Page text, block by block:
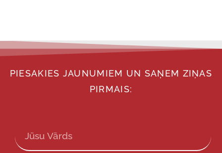
PIESAKIES JAUNUMIEM UN SAŅEM ZIŅAS
PIRMAIS: